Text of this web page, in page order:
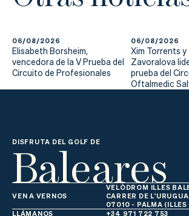
06/08/2026
Elisabeth Borsheim,
vencedora de la V Prueba del
Circuito de Profesionales
06/08/2026
Xim Torrents y
Zavoralova
prueba del
Oftalmedic
DISFRUTA DEL GOLF DE
Baleares
VEN A VERNOS
VELÒDROM ILLES
CARRER DE
07010 - PALMA (ILLES
LLÁMANOS
+34 971 722 753